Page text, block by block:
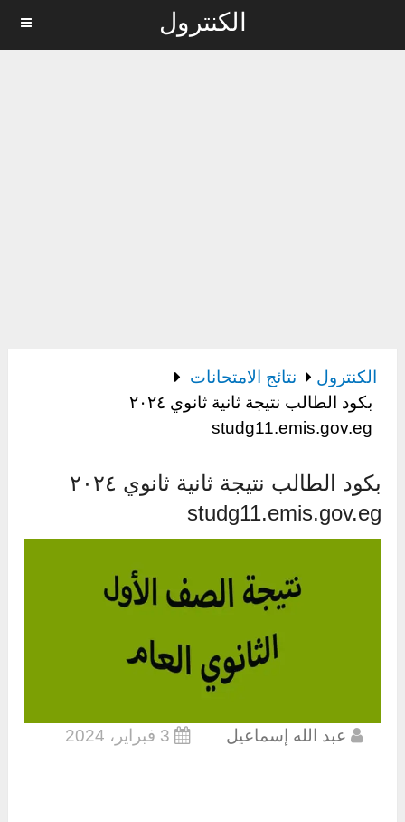
الكنترول MENU
الكنترول
نتائج الامتحانات
بكود الطالب نتيجة ثانية ثانوي ٢٠٢٤
studg11.emis.gov.eg
بكود الطالب نتيجة ثانية ثانوي ٢٠٢٤
studg11.emis.gov.eg
عبد الله إسماعيل 3 فبراير، 2024